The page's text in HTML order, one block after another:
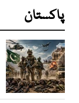
پاکستان